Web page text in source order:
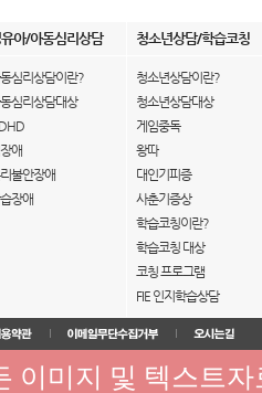
아/아동심리상담 청소년상담/학습코칭
심리상담이란?
심리상담대상
애
불안장애
장애
청소년상담이란?
청소년상담대상
게임중독
왕따
대인기피증
사춘기증상
학습코칭이란?
학습코칭 대상
코칭 프로그램
FIE 인지학습상담
이미지 및 텍스트